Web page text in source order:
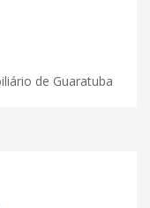
de Guaratuba